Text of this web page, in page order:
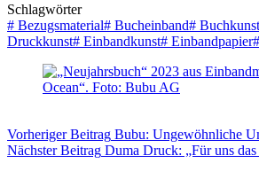
Schlagwörter
# Bezugsmaterial# Bucheinband# Buchkunst
Druckkunst# Einbandkunst# Einbandpapier#
VorherigerBeitrag Bubu: Ungewöhnliche
NächsterBeitrag Duma Druck: „Für uns